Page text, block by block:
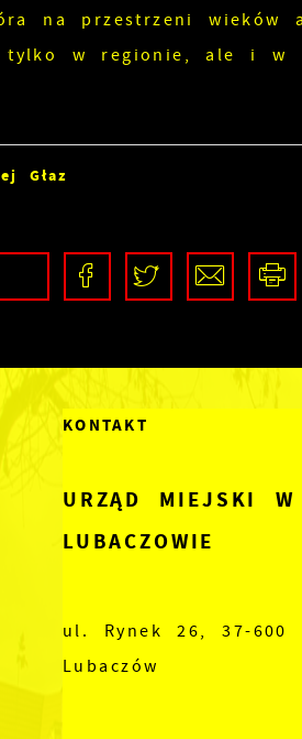
na przestrzeni wieków
tylko w regionie, ale i w
Głaz
KONTAKT
URZĄD MIEJSKI W
LUBACZOWIE
ul. Rynek 26, 37-600
Lubaczów